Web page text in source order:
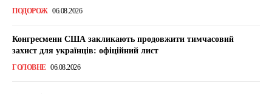
ПОДОРОЖ 06.08.2026
Конгресмени США закликають продовжити тимчасовий
захист для українців: офіційний лист
ГОЛОВНЕ 06.08.2026